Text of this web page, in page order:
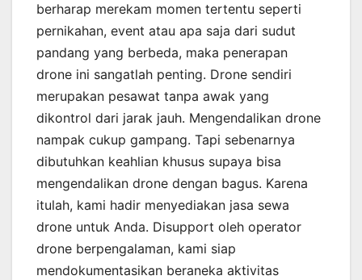
berharap merekam momen tertentu seperti
pernikahan, event atau apa saja dari sudut
pandang yang berbeda, maka penerapan
drone ini sangatlah penting. Drone sendiri
merupakan pesawat tanpa awak yang
dikontrol dari jarak jauh. Mengendalikan drone
nampak cukup gampang. Tapi sebenarnya
dibutuhkan keahlian khusus supaya bisa
mengendalikan drone dengan bagus. Karena
itulah, kami hadir menyediakan jasa sewa
drone untuk Anda. Disupport oleh operator
drone berpengalaman, kami siap
mendokumentasikan beraneka aktivitas